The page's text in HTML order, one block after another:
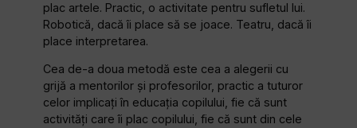
plac artele. Practic, o activitate pentru sufletul lui.
Robotică, dacă îi place să se joace. Teatru, dacă îi
place interpretarea.
Cea de-a doua metodă este cea a alegerii cu
grijă a mentorilor și profesorilor, practic a tuturor
celor implicați în educația copilului, fie că sunt
activități care îi plac copilului, fie că sunt din cele